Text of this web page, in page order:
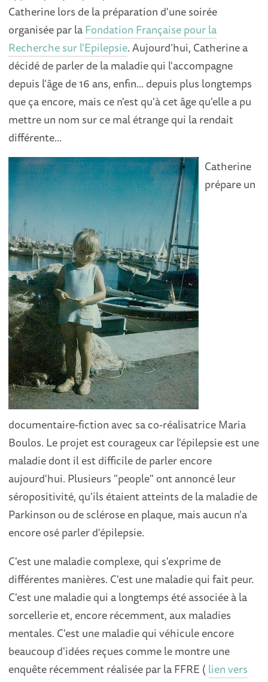
Catherine lors de la préparation d'une soirée
organisée par laFondation Française pour la
Recherche sur l'Epilepsie. Aujourd’hui, Catherine a
décidé de parler de la maladie qui l'accompagne
depuis l'âge de 16 ans, enfin... depuis plus longtemps
que ça encore, mais ce n'est qu'à cet âge qu'elle a pu
mettre un nom sur ce mal étrange qui la rendait
différente...
Catherine
prépare un
documentaire-fiction avec sa co-réalisatrice Maria
Boulos. Le projet est courageux car l'épilepsie est une
maladie dont il est difficile de parler encore
aujourd'hui. Plusieurs "people" ont annoncé leur
séropositivité, qu'ils étaient atteints de la maladie de
Parkinson ou de sclérose en plaque, mais aucun n'a
encore osé parler d'épilepsie.
C'est une maladie complexe, qui s'exprime de
différentes manières. C'est une maladie qui fait peur.
C'est une maladie qui a longtemps été associée à la
sorcellerie et, encore récemment, aux maladies
mentales. C'est une maladie qui véhicule encore
beaucoup d'idées reçues comme le montre une
enquête récemment réalisée par la FFRE ( lien vers